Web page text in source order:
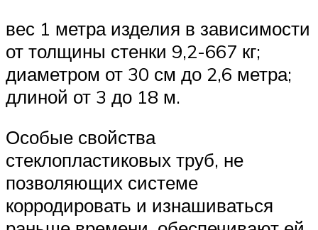
вес 1 метра изделия в зависимости
от толщины стенки 9,2-667 кг;
диаметром от 30 см до 2,6 метра;
длиной от 3 до 18 м.
Особые свойства
стеклопластиковых труб, не
позволяющих системе
корродировать и изнашиваться